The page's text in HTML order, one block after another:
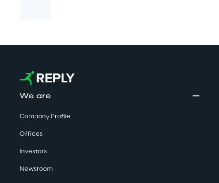
We are
Company Profile
Offices
Investors
Newsroom